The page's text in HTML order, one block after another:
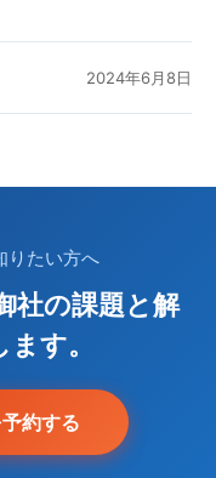
2024年6月8日
りたい方へ
社の課題と解
す。
約する